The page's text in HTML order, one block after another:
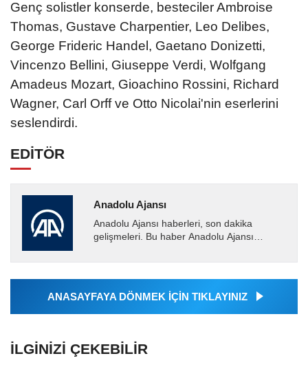
Genç solistler konserde, besteciler Ambroise
Thomas, Gustave Charpentier, Leo Delibes,
George Frideric Handel, Gaetano Donizetti,
Vincenzo Bellini, Giuseppe Verdi, Wolfgang
Amadeus Mozart, Gioachino Rossini, Richard
Wagner, Carl Orff ve Otto Nicolai'nin eserlerini
seslendirdi.
EDİTÖR
Anadolu Ajansı
Anadolu Ajansı haberleri, son dakika
gelişmeleri. Bu haber Anadolu Ajansı
tarafından geçilen tüm...
ANASAYFAYA DÖNMEK İÇİN TIKLAYINIZ
İLGINIZI ÇEKEBILIR